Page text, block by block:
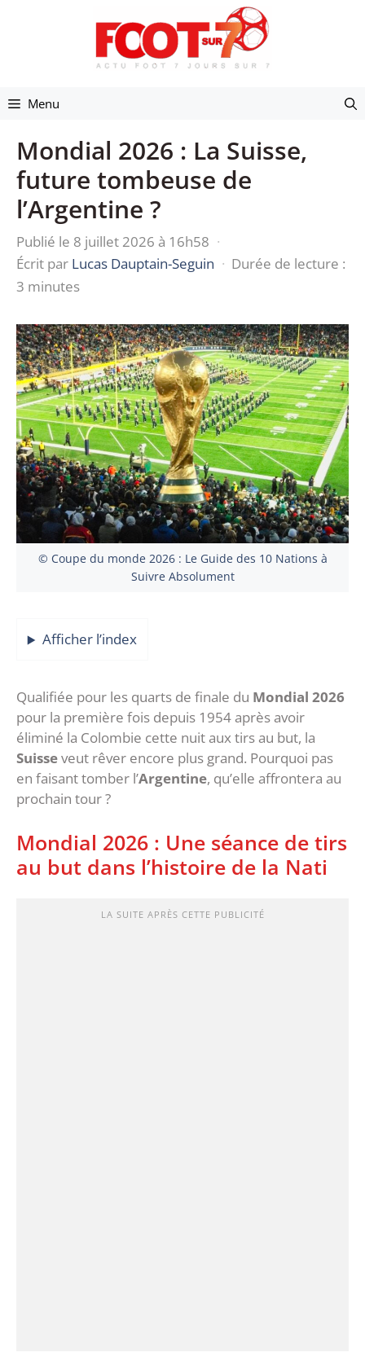
Menu
Mondial 2026 : La Suisse,
future tombeuse de
l’Argentine ?
Publié le 8 juillet 2026 à 16h58 ·
Écrit par Lucas Dauptain-Seguin · Durée de lecture :
3 minutes
© Coupe du monde 2026 : Le Guide des 10 Nations à
Suivre Absolument
Afficher l’index
Qualifiée pour les quarts de finale du Mondial 2026
pour la première fois depuis 1954 après avoir
éliminé la Colombie cette nuit aux tirs au but, la
Suisseveut rêver encore plus grand. Pourquoi pas
en faisant tomber l’Argentine, qu’elle affrontera au
prochain tour ?
Mondial 2026 : Une séance de tirs
au but dans l’histoire de la Nati
LA SUITE APRÈS CETTE PUBLICITÉ